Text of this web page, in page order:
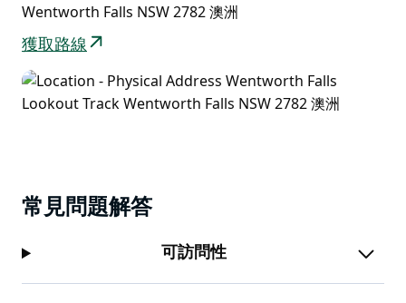
Wentworth Falls NSW 2782 澳洲
獲取路線
常見問題解答
可訪問性